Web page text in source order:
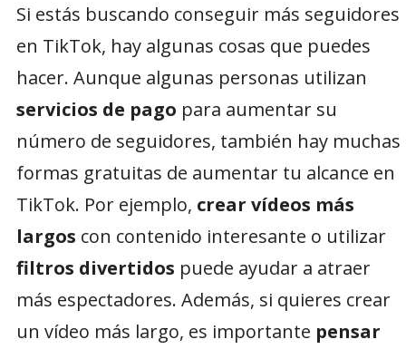
Si estás buscando conseguir más seguidores
en TikTok, hay algunas cosas que puedes
hacer. Aunque algunas personas utilizan
servicios de pago para aumentar su
número de seguidores, también hay muchas
formas gratuitas de aumentar tu alcance en
TikTok. Por ejemplo, crear vídeos más
largos con contenido interesante o utilizar
filtros divertidos puede ayudar a atraer
más espectadores. Además, si quieres crear
un vídeo más largo, es importante pensar